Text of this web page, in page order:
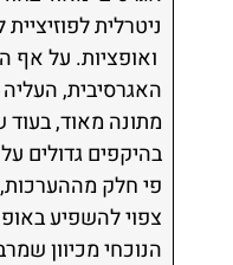
ואופציות. על אף
האגרסיבית, העליה
מתונה מאוד, בעוד שבצד
בהיקפים גדולים על ידי
פי חלק מההערכות,
צפוי להשפיע באופן ניכר
הנוכחי מכיוון שמרבית